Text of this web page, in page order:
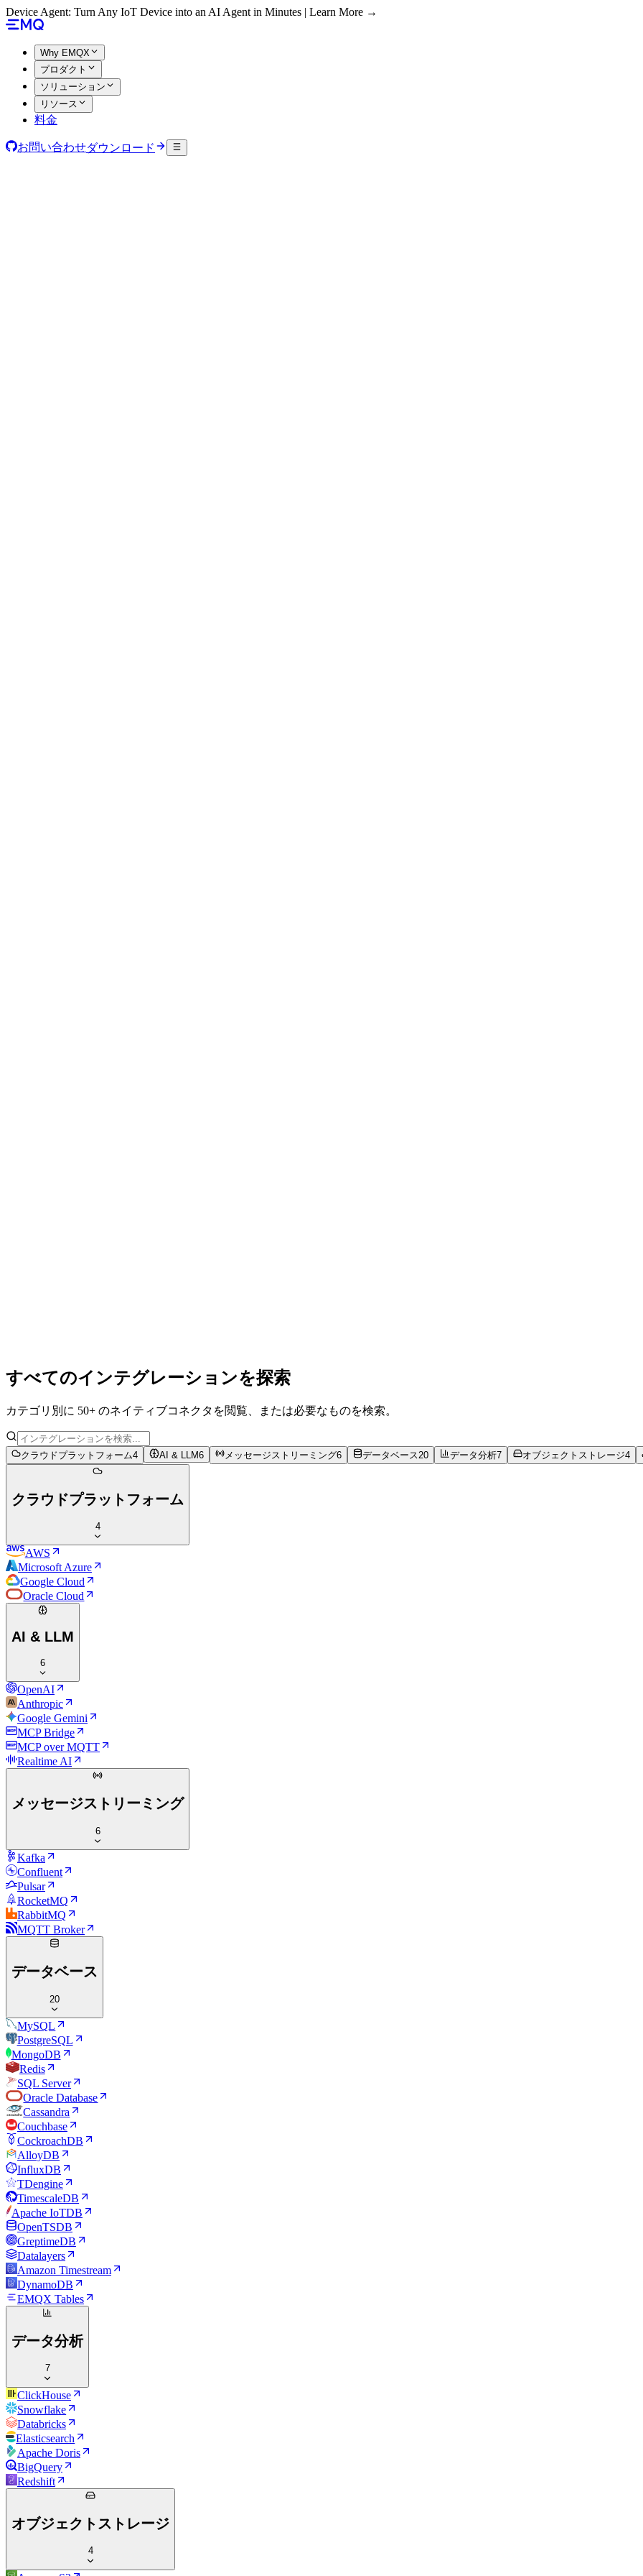
Device Agent: Turn Any IoT Device into an AI Agent in Minutes | Learn More →
Why EMQX
プロダクト
ソリューション
リソース
料金
お問い合わせダウンロード
すべてのインテグレーションを探索
カテゴリ別に 50+ のネイティブコネクタを閲覧、または必要なものを検索。
クラウドプラットフォーム4 AI & LLM6 メッセージストリーミング6 データベース 20 データ分析7 オブジェクトストレージ4
クラウドプラットフォーム
4
AWS
Microsoft Azure
Google Cloud
Oracle Cloud
AI & LLM
6
OpenAI
Anthropic
Google Gemini
MCP Bridge
MCP over MQTT
Realtime AI
メッセージストリーミング
6
Kafka
Confluent
Pulsar
RocketMQ
RabbitMQ
MQTT Broker
データベース
20
MySQL
PostgreSQL
MongoDB
Redis
SQL Server
Oracle Database
Cassandra
Couchbase
CockroachDB
AlloyDB
InfluxDB
TDengine
TimescaleDB
Apache IoTDB
OpenTSDB
GreptimeDB
Datalayers
Amazon Timestream
DynamoDB
EMQX Tables
データ分析
7
ClickHouse
Snowflake
Databricks
Elasticsearch
Apache Doris
BigQuery
Redshift
オブジェクトストレージ
4